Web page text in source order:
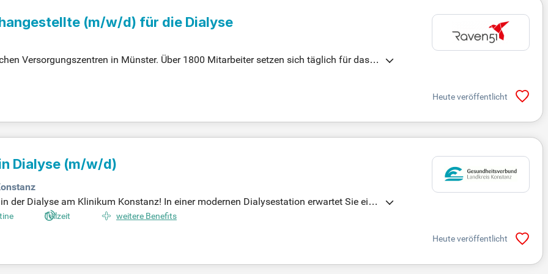
(m/w/d) für die Dialyse
Versorgungszentren in Münster. Über 1800 Mitarbeiter setzen sich täglich für das
Teams in der nephrologischen Praxis oder im ambulanten Dialysezentrum. Bei Nep
in Teilzeit nach Absprache – wir freuen uns auf dich!
Heute veröffentlicht
Dialyse (m/w/d)
der Dialyse am Klinikum Konstanz! In einer modernen Dialysestation erwartet Sie ein
Teamkultur und umfangreichen Entwicklungsmöglichkeiten. Der Gesundheitsve
Teilzeit. Starten Sie Ihre Karriere zum nächstmöglichen Zeitpunkt – gemeinsam ge
Teilzeit weitere Benefits
Heute veröffentlicht